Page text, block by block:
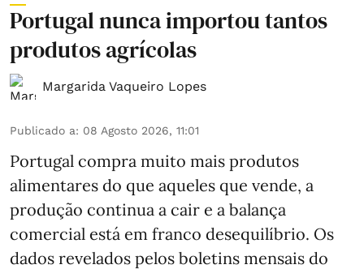
Portugal nunca importou tantos
produtos agrícolas
Margarida Vaqueiro Lopes
Publicado a: 08 Agosto 2026, 11:01
Portugal compra muito mais produtos
alimentares do que aqueles que vende, a
produção continua a cair e a balança
comercial está em franco desequilíbrio. Os
dados revelados pelos boletins mensais do